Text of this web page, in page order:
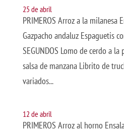
25 de abril
PRIMEROS Arroz a la milanesa
Gazpacho andaluz Espaguetis
SEGUNDOS Lomo de cerdo a
salsa de manzana Librito de
variados...
12 de abril
PRIMEROS Arroz al horno